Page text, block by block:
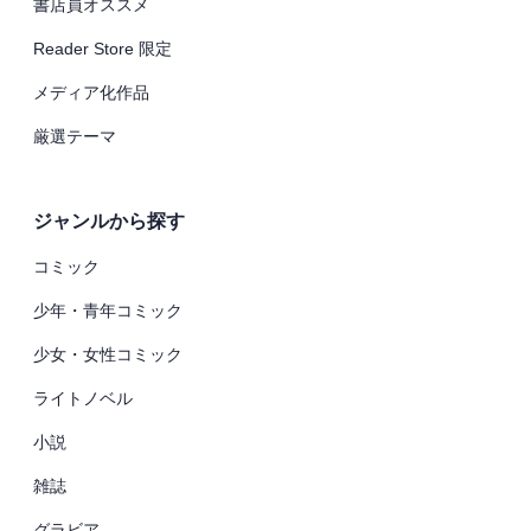
書店員オススメ
Reader Store 限定
メディア化作品
厳選テーマ
ジャンルから探す
コミック
少年・青年コミック
少女・女性コミック
ライトノベル
小説
雑誌